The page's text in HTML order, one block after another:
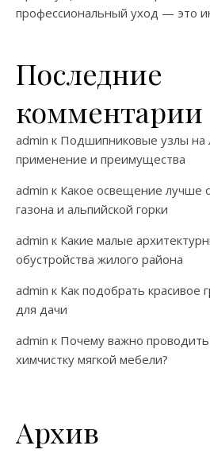
профессиональный уход — это
Последние
комментарии
admin к Подшипниковые узлы на
применение и преимущества
admin к Какое освещение лучше
газона и альпийской горки
admin к Какие малые
обустройства жилого района
admin к Как подобрать красивое
для дачи
admin к Почему важно
химчистку мягкой мебели?
Архив